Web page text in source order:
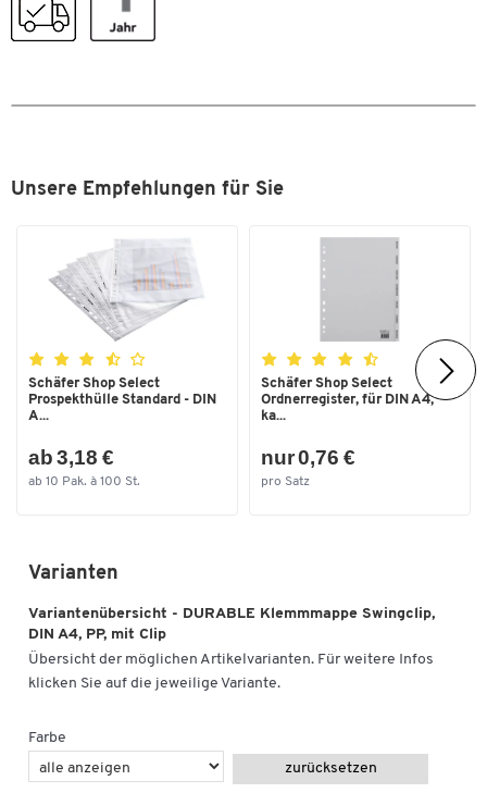
Kapazität
Stück pro Paket
Breite [mm]
Format (DIN)
Unsere Empfehlungen für Sie
Schäfer Shop Select
Prospekthülle Standard - DIN
A...
ab 3,18 €
ab 10 Pak. à 100 St.
Schäfer Shop Select
Ordnerregister, für DIN A4,
ka...
nur 0,76 €
pro Satz
Varianten
Variantenübersicht - DURABLE Klemmmappe Swingclip,
DIN A4, PP, mit Clip
Übersicht der möglichen Artikelvarianten. Für weitere Infos
klicken Sie auf die jeweilige Variante.
Farbe
zurücksetzen